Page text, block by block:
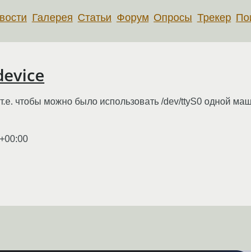
Галерея Статьи Форум Опросы Трекер
чтобы можно было использовать /dev/ttyS0 одной